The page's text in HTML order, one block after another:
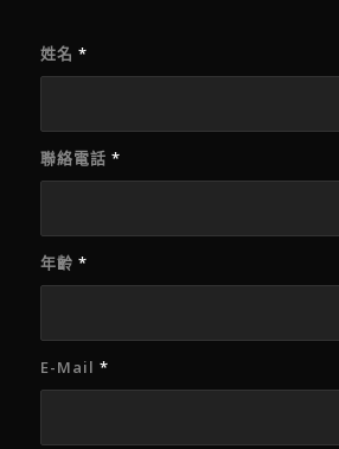
姓名 *
聯絡電話 *
年齡 *
E-Mail *